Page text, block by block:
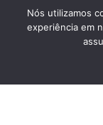
Nós utilizamos
experiência em